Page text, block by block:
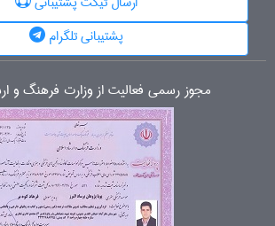
پشتیبانی تلگرام
مجوز رسمی فعالیت از وزارت فرهنگ و